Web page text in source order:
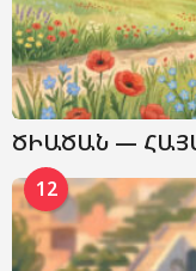
ԾԻԱԾԱՆ —
12